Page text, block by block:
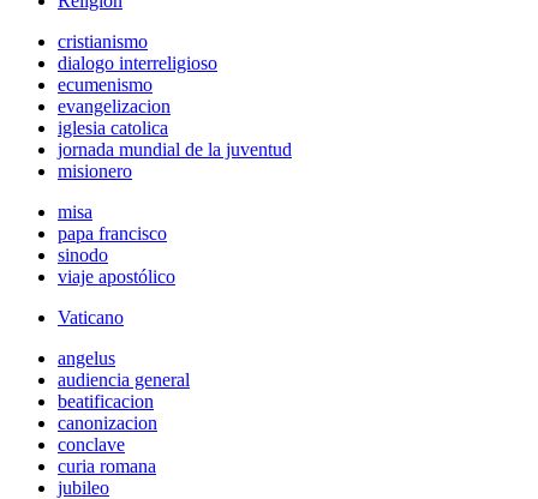
cristianismo
dialogo interreligioso
ecumenismo
evangelizacion
iglesia catolica
jornada mundial de la juventud
misionero
misa
papa francisco
sinodo
viaje apostólico
Vaticano
angelus
audiencia general
beatificacion
canonizacion
conclave
curia romana
jubileo